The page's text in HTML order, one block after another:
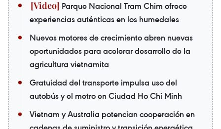
Parque Nacional Tram Chim ofrece
experiencias auténticas en los humedales
Nuevos motores de crecimiento abren nuevas
oportunidades para acelerar desarrollo de la
agricultura vietnamita
Gratuidad del transporte impulsa uso del
autobús y el metro en Ciudad Ho Chi Minh
Vietnam y Australia potencian cooperación en